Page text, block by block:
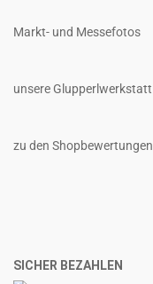
Markt- und Messefotos
unsere Glupperlwerkstatt
zu den Shopbewertungen
SICHER BEZAHLEN